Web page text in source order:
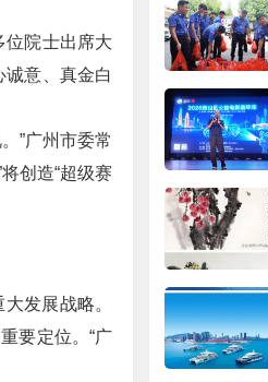
位院士出席大
意、真金白
”广州市委常
创造“超级赛
发展战略。
要定位。“广